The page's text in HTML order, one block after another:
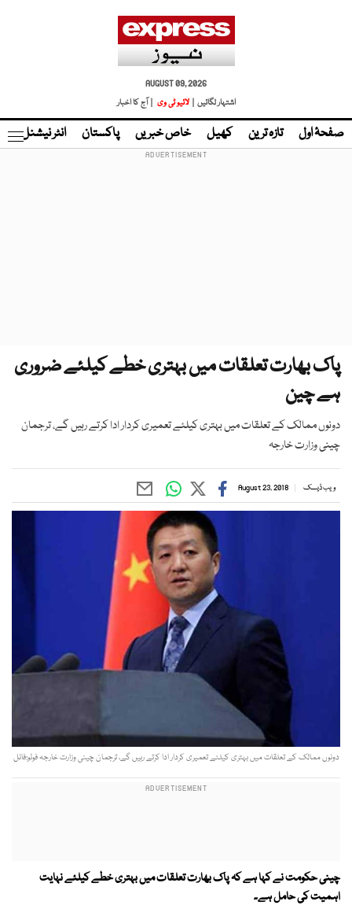
AUGUST 09, 2026
اشتہار لگائیں |
لائیو ٹی وی | آج کا اخبار
صفحۂ اول تازہ ترین کھیل خاص خبریں پاکستان انٹر نیشنل
پاک بھارت تعلقات میں بہتری خطے کیلئے ضروری
ہے چین
دونوں ممالک کے تعلقات میں بہتری کیلئے تعمیری کردار ادا کرتے رہیں گے، ترجمان
چینی وزارت خارجہ
ویب ڈیسک August 23, 2018
دونوں ممالک کے تعلقات میں بہتری کیلئے تعمیری کردار ادا کرتے رہیں گے، ترجمان چینی وزارت خارجہ فوٹو:فائل
چینی حکومت نے کہا ہے کہ پاک بھارت تعلقات میں بہتری خطے کیلئے نہایت
اہمیت کی حامل ہے۔